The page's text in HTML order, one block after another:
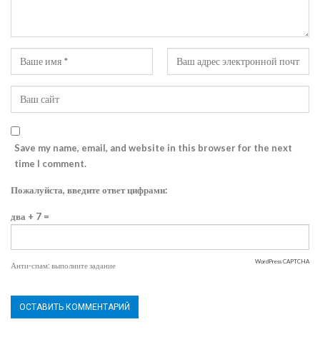
Save my name, email, and website in this browser for the next
time I comment.
Пожалуйста, введите ответ цифрами:
два + 7 =
Анти-спам: выполните задание WordPress CAPTCHA